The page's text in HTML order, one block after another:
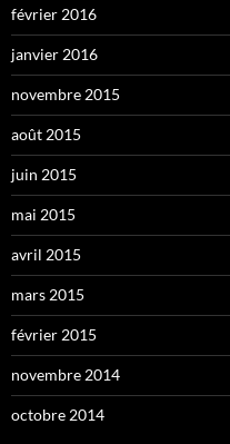
février 2016
janvier 2016
novembre 2015
août 2015
juin 2015
mai 2015
avril 2015
mars 2015
février 2015
novembre 2014
octobre 2014